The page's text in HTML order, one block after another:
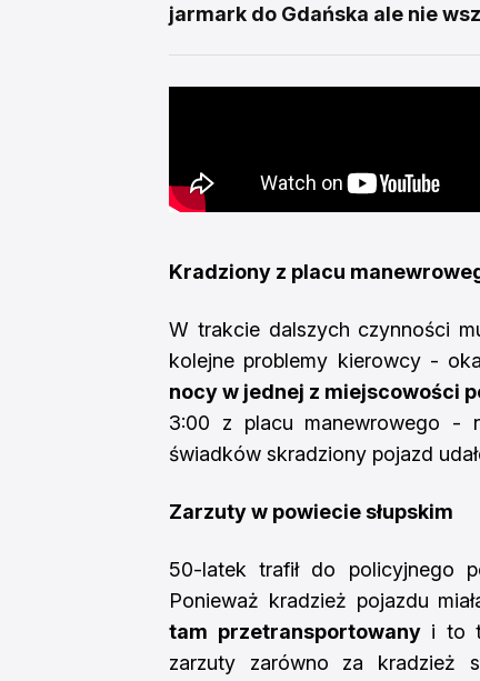
jarmark do Gdańska ale nie
Kradziony z placu
W trakcie dalszych czynności
kolejne problemy kierowcy -
nocy w jednej z miejscowości
3:00 z placu manewrowego -
świadków skradziony pojazd
Zarzuty w powiecie słupskim
50-latek trafił do policyjnego
Ponieważ kradzież pojazdu
tam przetransportowanyi to
zarzuty zarówno za kradzież